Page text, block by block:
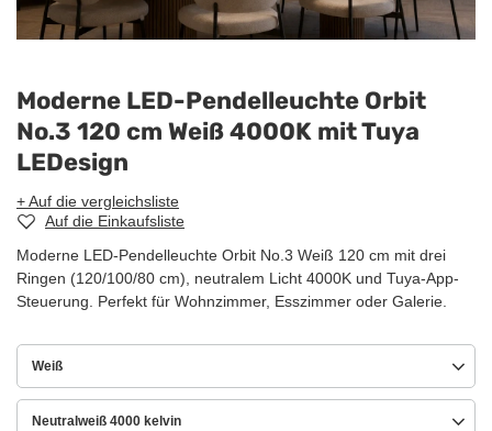
Moderne LED-Pendelleuchte Orbit
No.3 120 cm Weiß 4000K mit Tuya
LEDesign
+ Auf die vergleichsliste
Auf die Einkaufsliste
Moderne LED-Pendelleuchte Orbit No.3 Weiß 120 cm mit drei
Ringen (120/100/80 cm), neutralem Licht 4000K und Tuya-App-
Steuerung. Perfekt für Wohnzimmer, Esszimmer oder Galerie.
Weiß
Neutralweiß 4000 kelvin